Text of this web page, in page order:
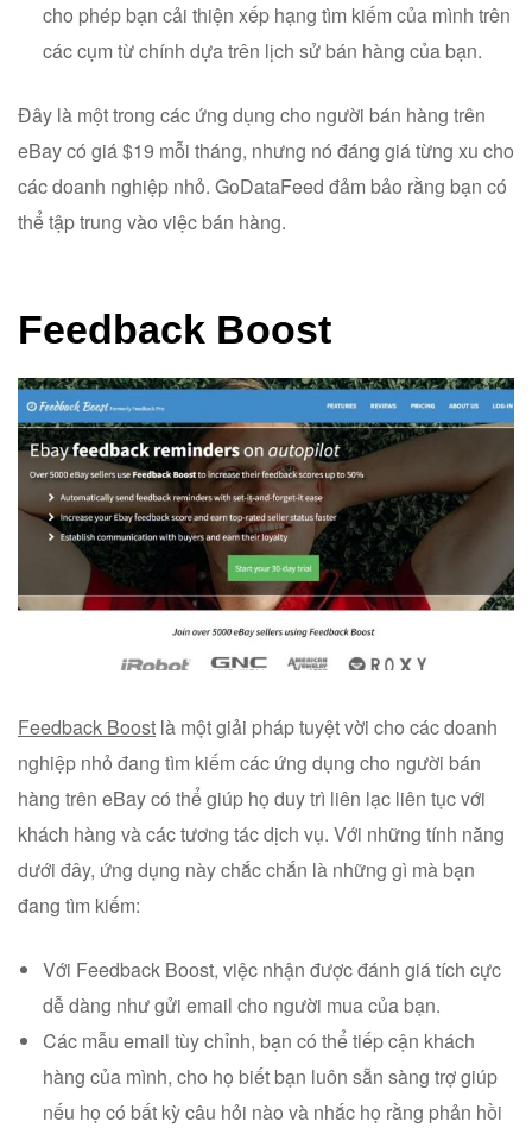
cho phép bạn cải thiện xếp hạng tìm kiếm của mình trên
các cụm từ chính dựa trên lịch sử bán hàng của bạn.
Đây là một trong các ứng dụng cho người bán hàng trên
eBay có giá $19 mỗi tháng, nhưng nó đáng giá từng xu cho
các doanh nghiệp nhỏ. GoDataFeed đảm bảo rằng bạn có
thể tập trung vào việc bán hàng.
Feedback Boost
Feedback Boost là một giải pháp tuyệt vời cho các doanh
nghiệp nhỏ đang tìm kiếm các ứng dụng cho người bán
hàng trên eBay có thể giúp họ duy trì liên lạc liên tục với
khách hàng và các tương tác dịch vụ. Với những tính năng
dưới đây, ứng dụng này chắc chắn là những gì mà bạn
đang tìm kiếm:
Với Feedback Boost, việc nhận được đánh giá tích cực
dễ dàng như gửi email cho người mua của bạn.
Các mẫu email tùy chỉnh, bạn có thể tiếp cận khách
hàng của mình, cho họ biết bạn luôn sẵn sàng trợ giúp
nếu họ có bất kỳ câu hỏi nào và nhắc họ rằng phản hồi